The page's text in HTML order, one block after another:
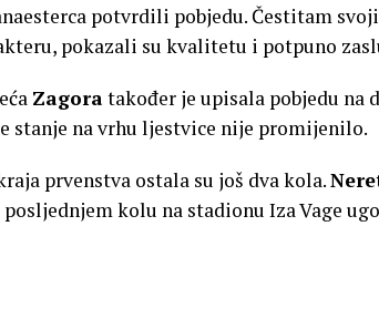
potvrdili pobjedu. Čestitam
pokazali su kvalitetu i potpuno
Zagoratakođer je upisala pobjedu na
stanje na vrhu ljestvice nije promijenilo.
prvenstva ostala su još dva kola.
posljednjem kolu na stadionu Iza Vage